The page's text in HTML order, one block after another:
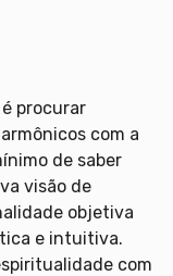
procurar
com a
de saber
visão de
objetiva
e intuitiva.
com